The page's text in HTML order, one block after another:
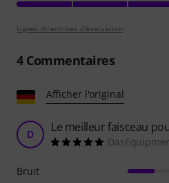
Lignes directrices d'évaluation
4Commentaires
Afficher l'original
D Le meilleur faisceau
Bruit